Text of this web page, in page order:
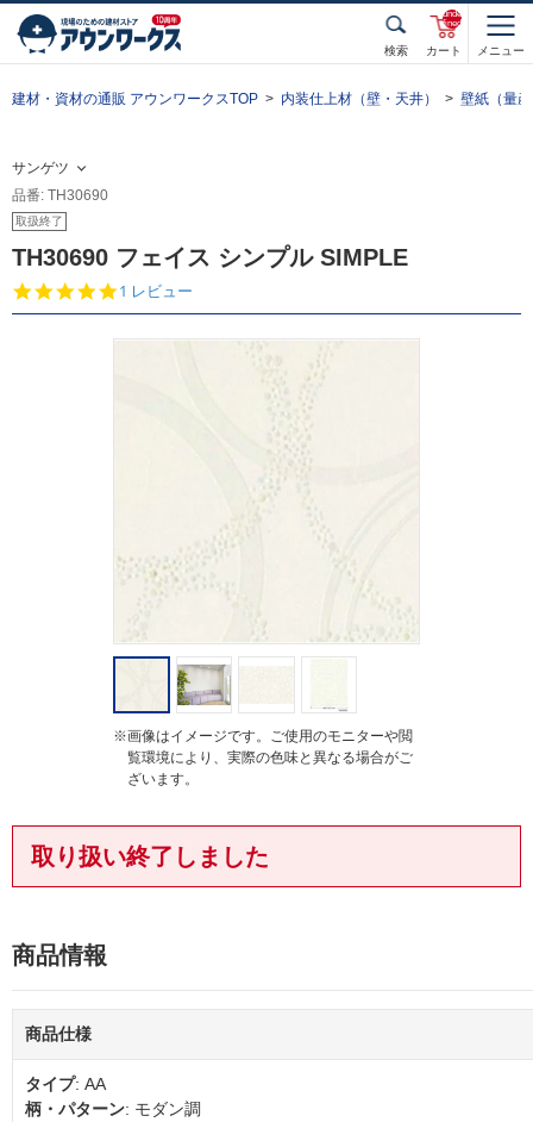
検索 カート
unde
fined
メニュー
建材・資材の通販 アウンワークスTOP 内装仕上材（壁・天井） 壁紙（量
サンゲツ
品番: TH30690
取扱終了
TH30690 フェイス シンプル SIMPLE
5.
0
1 レビュー
※画像はイメージです。ご使用のモニターや閲
覧環境により、実際の色味と異なる場合がご
ざいます。
取り扱い終了しました
商品情報
商品仕様
タイプ: AA
柄・パターン: モダン調